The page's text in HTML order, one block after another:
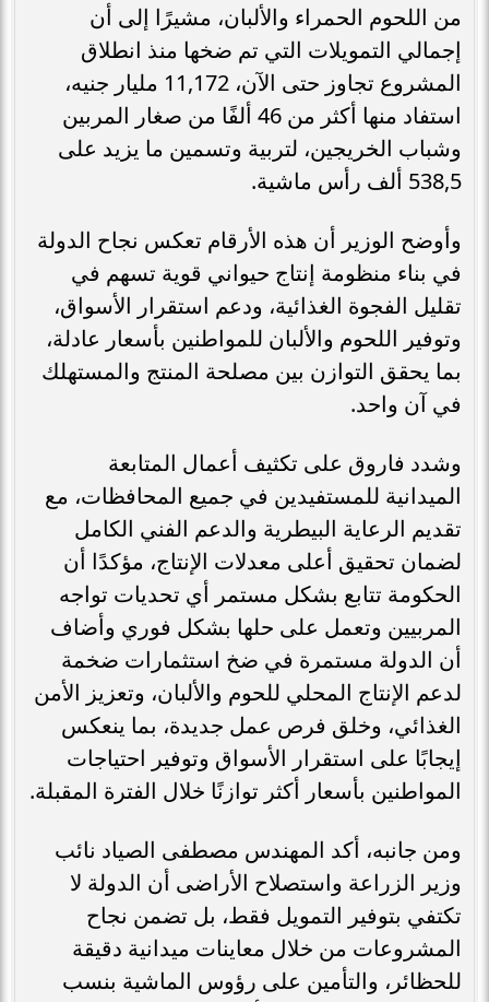
من اللحوم الحمراء والألبان، مشيرًا إلى أن
إجمالي التمويلات التي تم ضخها منذ انطلاق
المشروع تجاوز حتى الآن، 11,172 مليار جنيه،
استفاد منها أكثر من 46 ألفًا من صغار المربين
وشباب الخريجين، لتربية وتسمين ما يزيد على
538,5 ألف رأس ماشية.
وأوضح الوزير أن هذه الأرقام تعكس نجاح الدولة
في بناء منظومة إنتاج حيواني قوية تسهم في
تقليل الفجوة الغذائية، ودعم استقرار الأسواق،
وتوفير اللحوم والألبان للمواطنين بأسعار عادلة،
بما يحقق التوازن بين مصلحة المنتج والمستهلك
في آن واحد.
وشدد فاروق على تكثيف أعمال المتابعة
الميدانية للمستفيدين في جميع المحافظات، مع
تقديم الرعاية البيطرية والدعم الفني الكامل
لضمان تحقيق أعلى معدلات الإنتاج، مؤكدًا أن
الحكومة تتابع بشكل مستمر أي تحديات تواجه
المربيين وتعمل على حلها بشكل فوري وأضاف
أن الدولة مستمرة في ضخ استثمارات ضخمة
لدعم الإنتاج المحلي للحوم والألبان، وتعزيز الأمن
الغذائي، وخلق فرص عمل جديدة، بما ينعكس
إيجابًا على استقرار الأسواق وتوفير احتياجات
المواطنين بأسعار أكثر توازنًا خلال الفترة المقبلة.
ومن جانبه، أكد المهندس مصطفى الصياد نائب
وزير الزراعة واستصلاح الأراضى أن الدولة لا
تكتفي بتوفير التمويل فقط، بل تضمن نجاح
المشروعات من خلال معاينات ميدانية دقيقة
للحظائر، والتأمين على رؤوس الماشية بنسب